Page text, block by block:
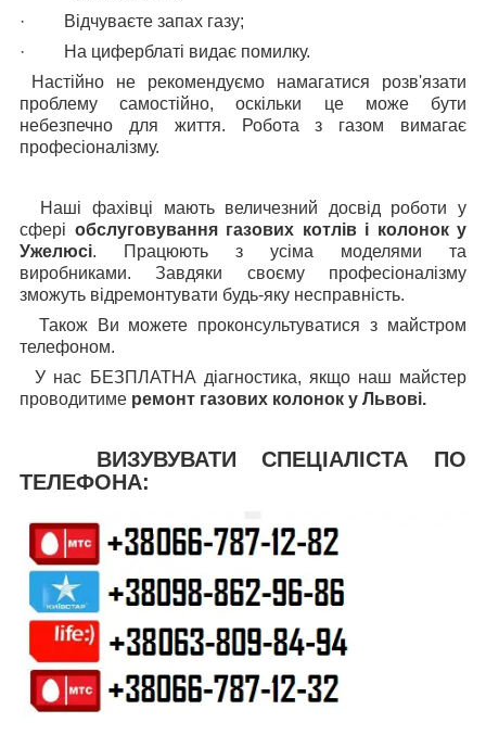
·
Відчуваєте запах газу;
·
На циферблаті видає помилку.
Настійно не рекомендуємо намагатися розв'язати
проблему самостійно, оскільки це може бути
небезпечно для життя. Робота з газом вимагає
професіоналізму.
Наші фахівці мають величезний досвід роботи у
сфері обслуговування газових котлів і колонок у
Ужелюсі. Працюють з усіма моделями та
виробниками. Завдяки своєму професіоналізму
зможуть відремонтувати будь-яку несправність.
Також
Ви можете проконсультуватися з майстром
телефоном.
У нас БЕЗПЛАТНА діагностика, якщо наш майстер
проводитиме ремонт газових колонок у Львові.
ВИЗУВУВАТИ СПЕЦІАЛІСТА ПО
ТЕЛЕФОНА: